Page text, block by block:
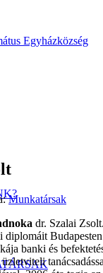
Munkatársak
dr. Szalai
diplomáit
banki és